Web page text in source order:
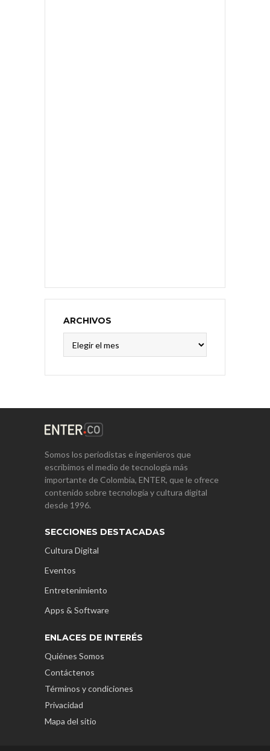
ARCHIVOS
Somos los periodistas e ingenieros que
escribimos el medio de tecnología más
importante de Colombia, ENTER, que le ofrece
contenido sobre tecnología y cultura digital
desde 1996.
SECCIONES DESTACADAS
Cultura Digital
Eventos
Entretenimiento
Apps & Software
ENLACES DE INTERÉS
Quiénes Somos
Contáctenos
Términos y condiciones
Privacidad
Mapa del sitio